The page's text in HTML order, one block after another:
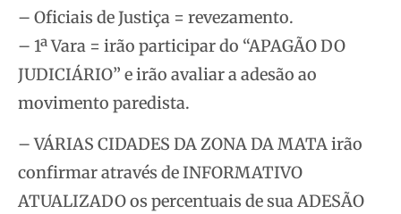
– Oficiais de Justiça = revezamento.
– 1ª Vara = irão participar do “APAGÃO DO
JUDICIÁRIO” e irão avaliar a adesão ao
movimento paredista.
– VÁRIAS CIDADES DA ZONA DA MATA irão
confirmar através de INFORMATIVO
ATUALIZADO os percentuais de sua ADESÃO